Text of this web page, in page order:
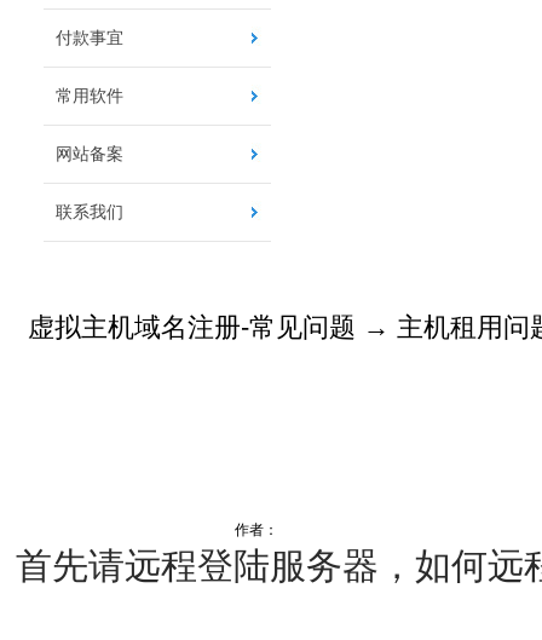
付款事宜
常用软件
网站备案
联系我们
虚拟主机域名注册-常见问题 → 主机租用问
作者：
首先请远程登陆服务器，如何远